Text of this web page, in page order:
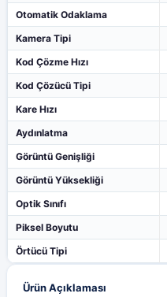
Otomatik Odaklama
Kamera Tipi
Kod Çözme Hızı
Kod Çözücü Tipi
Kare Hızı
Aydınlatma
Görüntü Genişliği
Görüntü Yüksekliği
Optik Sınıfı
Piksel Boyutu
Örtücü Tipi
Ürün Açıklaması